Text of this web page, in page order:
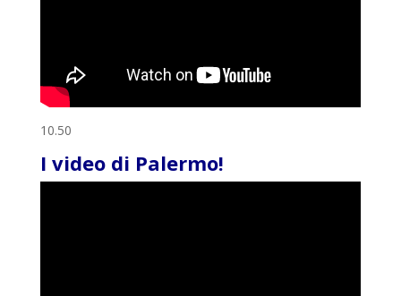
10.50
I video di Palermo!